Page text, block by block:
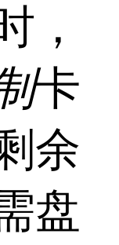
，
卡
余
盘